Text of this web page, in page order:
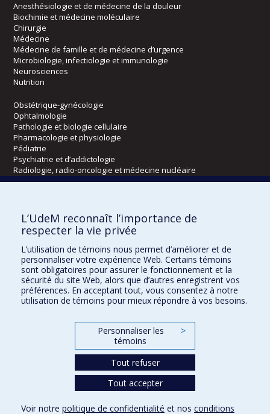
Anesthésiologie et de médecine de la douleur
Biochimie et médecine moléculaire
Chirurgie
Médecine
Médecine de famille et de médecine d’urgence
Microbiologie, infectiologie et immunologie
Neurosciences
Nutrition
Obstétrique-gynécologie
Ophtalmologie
Pathologie et biologie cellulaire
Pharmacologie et physiologie
Pédiatrie
Psychiatrie et d’addictologie
Radiologie, radio-oncologie et médecine nucléaire
Écoles
Kinésiologie et des sciences de l’activité physique
Orthophonie et audiologie
Réadaptation
Directions
DPC
CPASS
L’UdeM reconnaît l’importance de
respecter la vie privée
L’utilisation de témoins nous permet d’améliorer et de
personnaliser votre expérience Web. Certains témoins
sont obligatoires pour assurer le fonctionnement et la
sécurité du site Web, alors que d’autres enregistrent vos
préférences. En acceptant tout, vous consentez à notre
utilisation de témoins pour mieux répondre à vos besoins.
Personnaliser les
témoins
>
Tout refuser
Tout accepter
Voir notre politique de confidentialité et nos conditions